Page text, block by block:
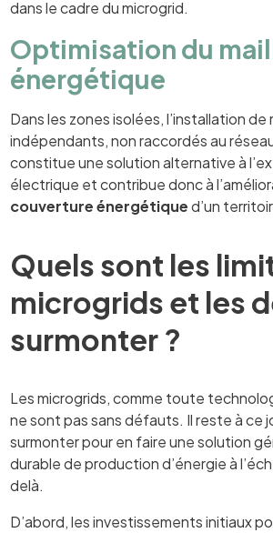
dans le cadre du microgrid.
Optimisation du
énergétique
Dans les zones isolées, l’installation de
indépendants, non raccordés au
constitue une solution alternative à
électrique et contribue donc à
couverture énergétiqued’un
Quels sont les
microgrids et les
surmonter ?
Les microgrids, comme toute
ne sont pas sans défauts. Il reste à ce
surmonter pour en faire une solution
durable de production d’énergie à
delà.
D’abord, les investissements initiaux